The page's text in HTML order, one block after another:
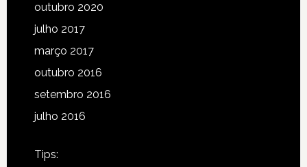
outubro 2020
julho 2017
março 2017
outubro 2016
setembro 2016
julho 2016
Tips: